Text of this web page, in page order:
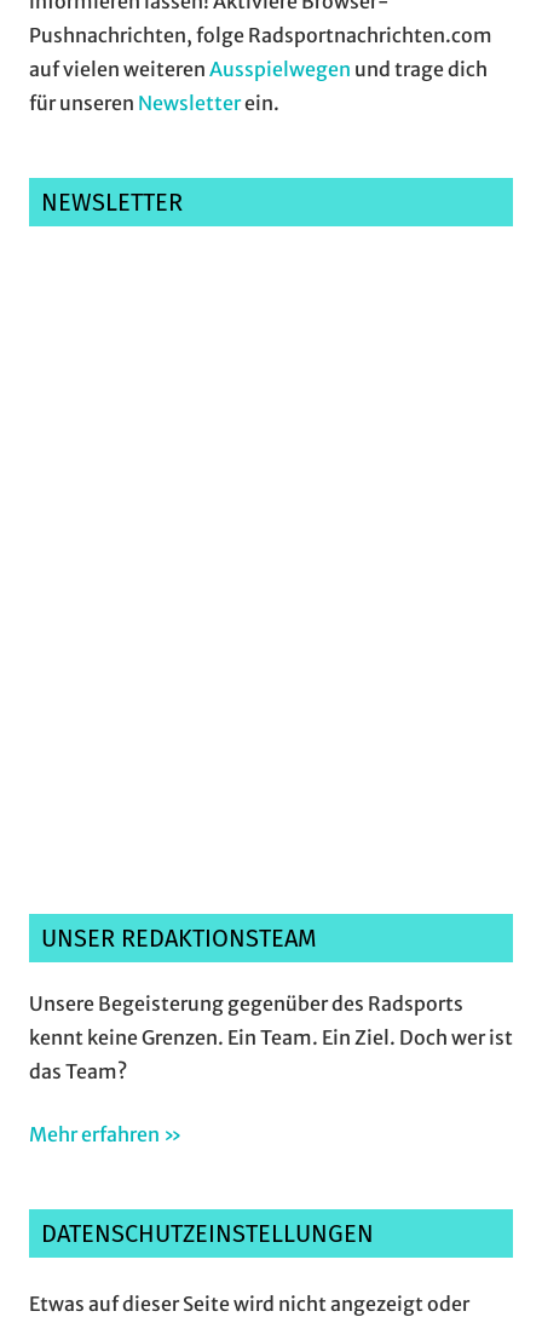
Pushnachrichten, folge Radsportnachrichten.com
auf vielen weiteren Ausspielwegen und trage dich
für unseren Newsletterein.
NEWSLETTER
UNSER REDAKTIONSTEAM
Unsere Begeisterung gegenüber des Radsports
kennt keine Grenzen. Ein Team. Ein Ziel. Doch wer ist
das Team?
Mehr erfahren »
DATENSCHUTZEINSTELLUNGEN
Etwas auf dieser Seite wird nicht angezeigt oder